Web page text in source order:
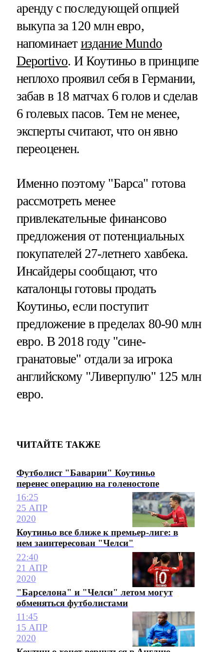
аренду с последующей опцией
выкупа за 120 млн евро,
напоминает издание Mundo
Deportivo. И Коутиньо в принципе
неплохо проявил себя в Германии,
забав в 18 матчах 6 голов и сделав
6 голевых пасов. Тем не менее,
эксперты считают, что он явно
переоценен.
Именно поэтому "Барса" готова
рассмотреть менее
привлекательные финансово
предложения от потенциальных
покупателей 27-летнего хавбека.
Инсайдеры сообщают, что
каталонцы готовы продать
Коутиньо, если поступит
предложение в пределах 80-90 млн
евро. В 2018 году "сине-
гранатовые" отдали за игрока
английскому "Ливерпулю" 125 млн
евро.
ЧИТАЙТЕ ТАКЖЕ
Футболист "Баварии" Коутиньо
перенес операцию на голеностопе
16:25
25 АПР
2020
Коутиньо все ближе к премьер-лиге: в
нем заинтересован "Челси"
22:40
21 АПР
2020
"Барселона" и "Челси" летом могут
обменяться футболистами
11:45
15 АПР
2020